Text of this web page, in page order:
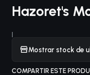
Hazoret's
|
Mostrar stock de
COMPARTIR ESTE